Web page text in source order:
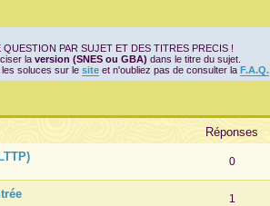
QUESTION PAR SUJET ET DES TITRES PRECIS !
la version (SNES ou GBA) dans le titre du sujet.
soluces sur le site et n'oubliez pas de consulter la F.A.Q.
Réponses
0
1